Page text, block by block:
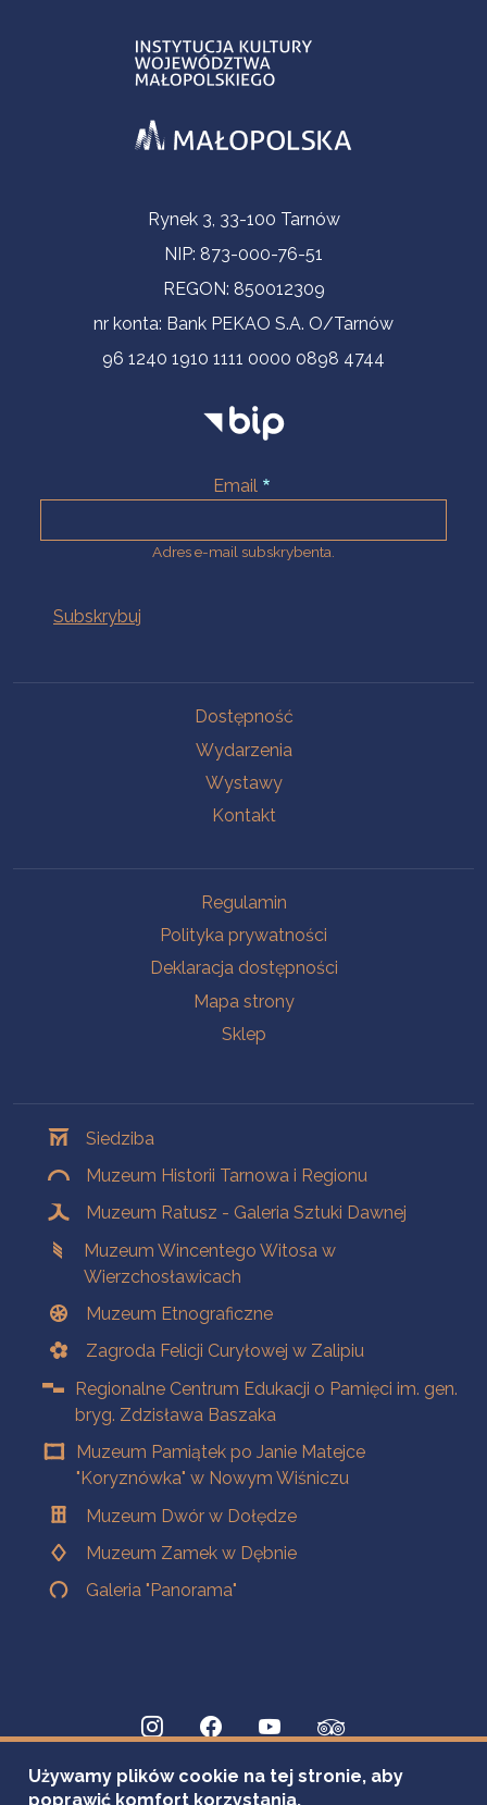
Informacje kontaktoweRynek 3, 33-100 Tarnów
NIP: 873-000-76-51
REGON: 850012309
nr konta: Bank PEKAO S.A. O/Tarnów
96 1240 1910 1111 0000 0898 4744
Email
Adres e-mail subskrybenta.
Dostępność
Wydarzenia
Wystawy
Kontakt
Regulamin
Polityka prywatności
Deklaracja dostępności
Mapa strony
Sklep
Siedziba
Muzeum Historii Tarnowa i Regionu
Muzeum Ratusz - Galeria Sztuki Dawnej
Muzeum Wincentego Witosa w
Wierzchosławicach
Muzeum Etnograficzne
Zagroda Felicji Curyłowej w Zalipiu
Regionalne Centrum Edukacji o Pamięci im. gen.
bryg. Zdzisława Baszaka
Muzeum Pamiątek po Janie Matejce
"Koryznówka" w Nowym Wiśniczu
Muzeum Dwór w Dołędze
Muzeum Zamek w Dębnie
Galeria "Panorama"
Używamy plików cookie na tej stronie, aby
poprawić komfort korzystania.